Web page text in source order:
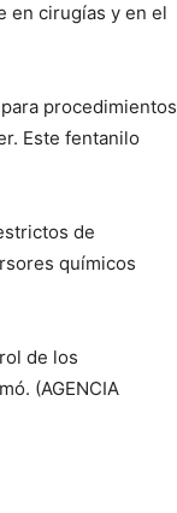
en cirugías y en el
procedimientos
Este fentanilo
de
químicos
de los
(AGENCIA